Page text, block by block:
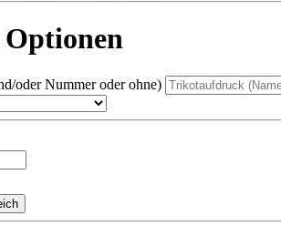
oder Nummer oder ohne)